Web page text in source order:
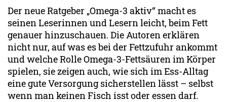
Der neue Ratgeber „Omega-3 aktiv“ macht es
seinen Leserinnen und Lesern leicht, beim Fett
genauer hinzuschauen. Die Autoren erklären
nicht nur, auf was es bei der Fettzufuhr ankommt
und welche Rolle Omega-3-Fettsäuren im Körper
spielen, sie zeigen auch, wie sich im Ess-Alltag
eine gute Versorgung sicherstellen lässt – selbst
wenn man keinen Fisch isst oder essen darf.
Informationsmaterial